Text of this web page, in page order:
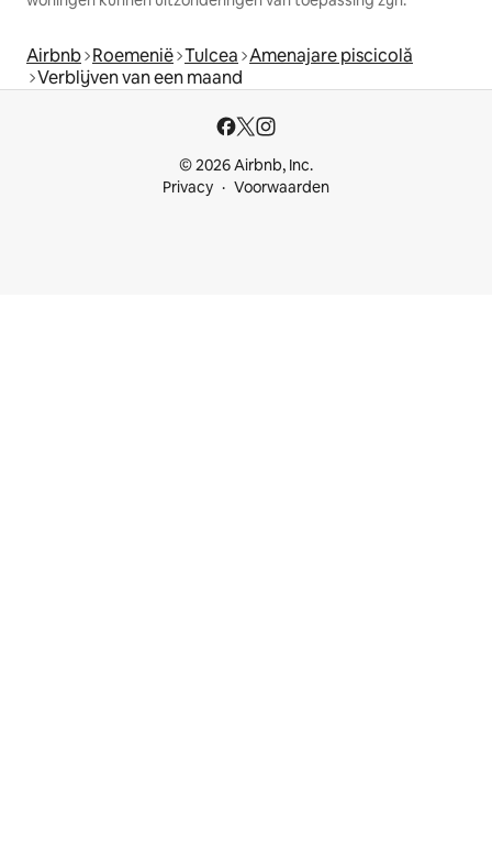
Airbnb Roemenië Tulcea Amenajare piscicolă
Verblijven van een maand
© 2026 Airbnb, Inc.
Privacy
Voorwaarden